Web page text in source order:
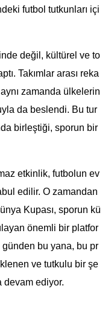
futbol tutkunları içi
değil, kültürel ve to
Takımlar arası reka
zamanda ülkelerin
da beslendi. Bu tur
birleştiği, sporun bir
etkinlik, futbolun ev
edilir. O zamandan
Kupası, sporun kü
önemli bir platfor
bu yana, bu pr
ve tutkulu bir şe
devam ediyor.